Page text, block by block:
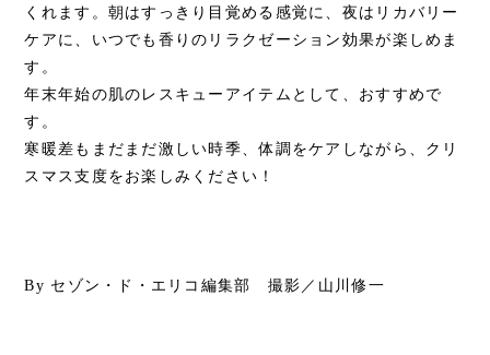
くれます。朝はすっきり目覚める感覚に、夜はリカバリー
ケアに、いつでも香りのリラクゼーション効果が楽しめま
す。
年末年始の肌のレスキューアイテムとして、おすすめで
す。
寒暖差もまだまだ激しい時季、体調をケアしながら、クリ
スマス支度をお楽しみください！
By セゾン・ド・エリコ編集部 撮影／山川修一